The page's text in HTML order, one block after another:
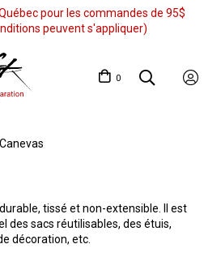
pour les commandes de 95$
peuvent s'appliquer)
0
Canevas
tissé et non-extensible. Il est
des sacs réutilisables, des étuis,
décoration, etc.